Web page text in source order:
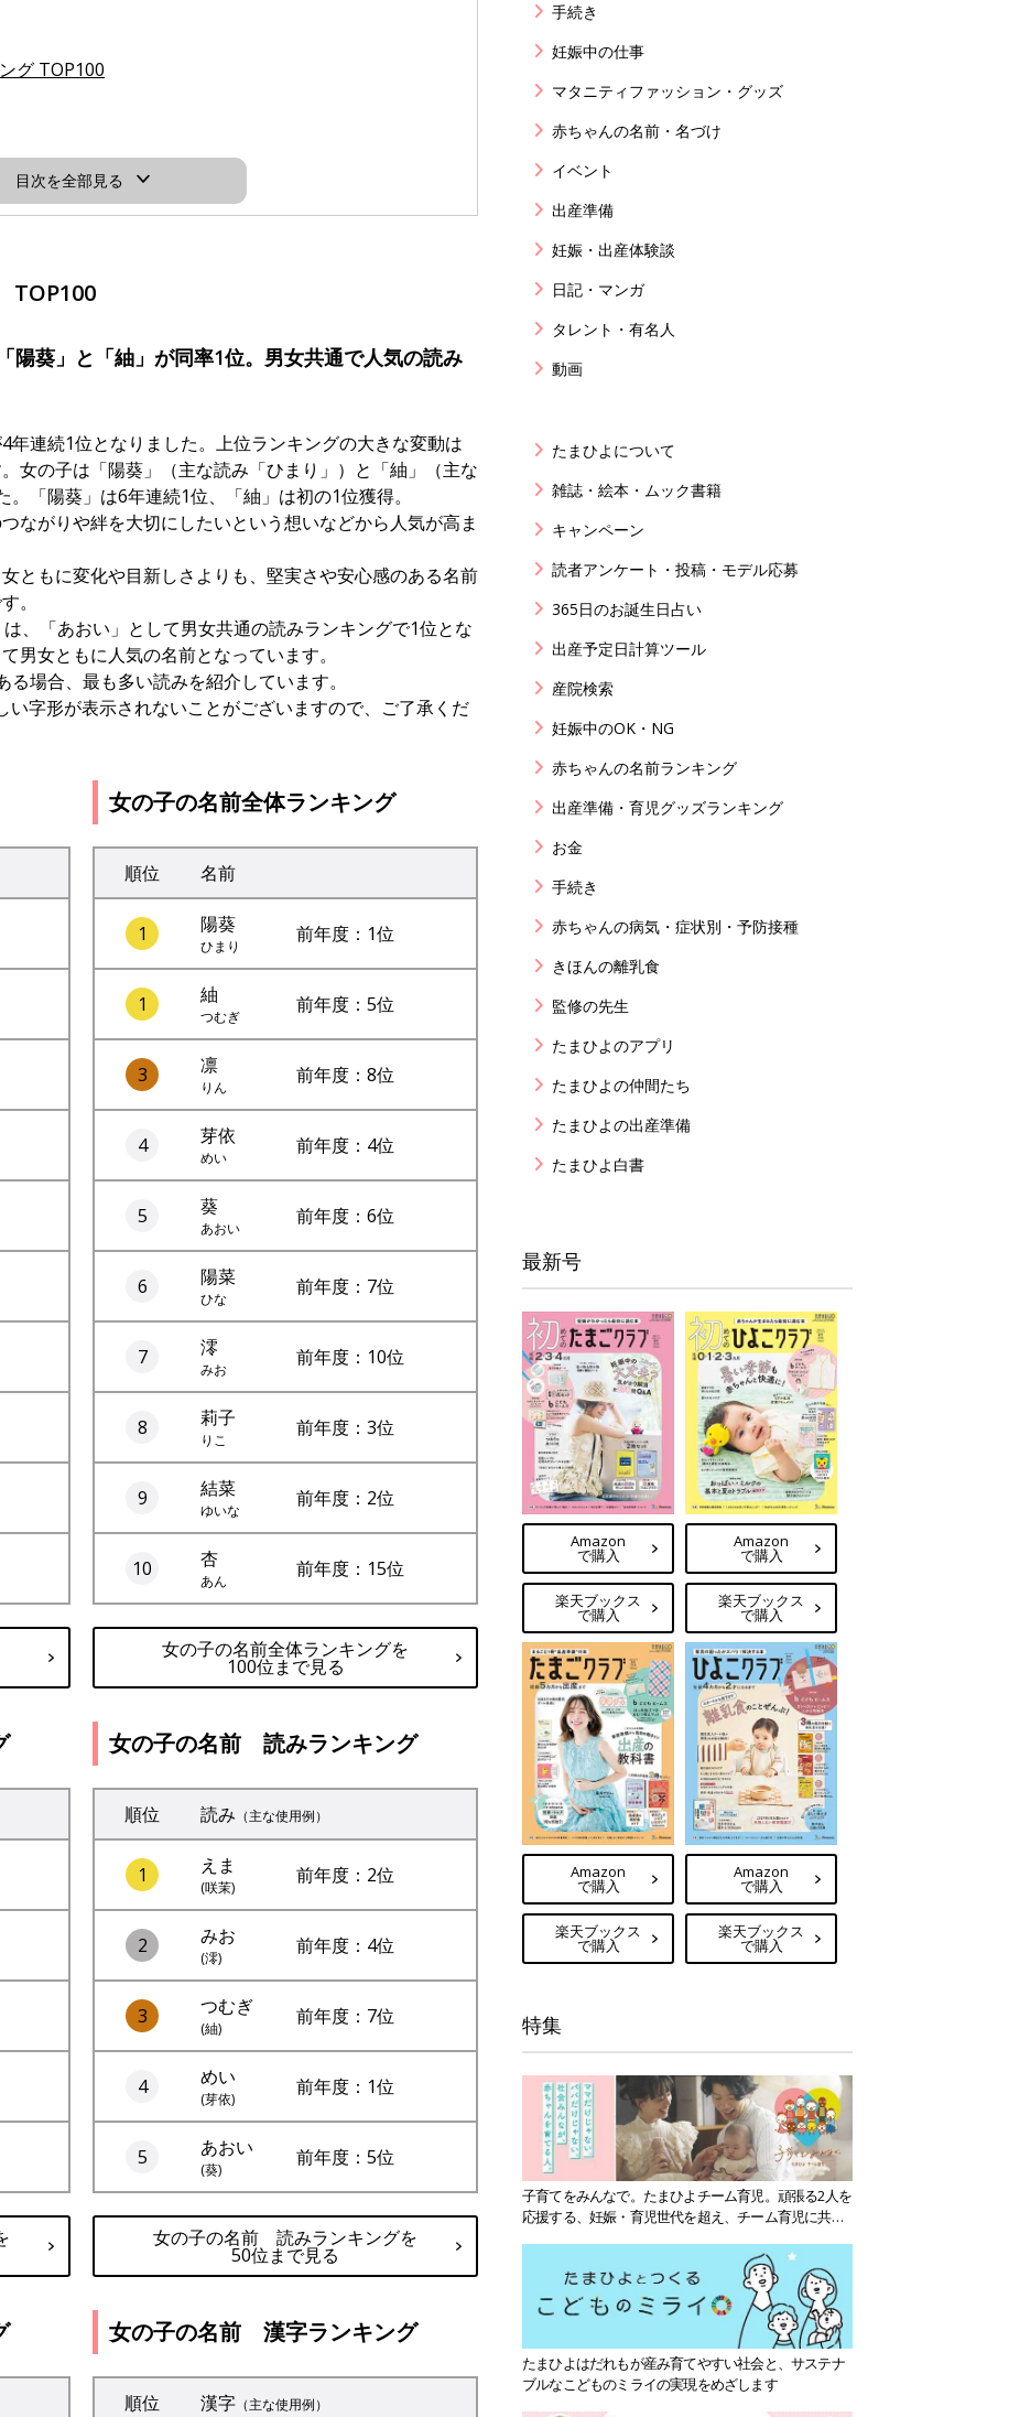
グ TOP100
目次を全部見る
TOP100
陽葵」と「紬」が同率1位。男女共通で人気の読み
年連続1位となりました。上位ランキングの大きな変動は
女の子は「陽葵」（主な読み「ひまり」）と「紬」（主な
「陽葵」は6年連続1位、「紬」は初の1位獲得。
ながりや絆を大切にしたいという想いなどから人気が高ま
ともに変化や目新しさよりも、堅実さや安心感のある名前
。
、「あおい」として男女共通の読みランキングで1位とな
男女ともに人気の名前となっています。
場合、最も多い読みを紹介しています。
字形が表示されないことがございますので、ご了承くだ
女の子の名前全体ランキング
順位 名前
1 陽葵
ひまり
前年度：1位
1 紬
つむぎ
前年度：5位
3 凛
りん
前年度：8位
4 芽依
めい
前年度：4位
5 葵
あおい
前年度：6位
6 陽菜
ひな
前年度：7位
7 澪
みお
前年度：10位
8 莉子
りこ
前年度：3位
9 結菜
ゆいな
前年度：2位
10 杏
あん
前年度：15位
女の子の名前全体ランキングを
100位まで見る
女の子の名前 読みランキング
順位 読み （主な使用例）
1 えま
(咲茉)
前年度：2位
2 みお
(澪)
前年度：4位
3 つむぎ
(紬)
前年度：7位
4 めい
(芽依)
前年度：1位
5 あおい
(葵)
前年度：5位
女の子の名前 読みランキングを
50位まで見る
女の子の名前 漢字ランキング
順位 漢字 （主な使用例）
手続き
妊娠中の仕事
マタニティファッション・グッズ
赤ちゃんの名前・名づけ
イベント
出産準備
妊娠・出産体験談
日記・マンガ
タレント・有名人
動画
たまひよについて
雑誌・絵本・ムック書籍
キャンペーン
読者アンケート・投稿・モデル応募
365日のお誕生日占い
出産予定日計算ツール
産院検索
妊娠中のOK・NG
赤ちゃんの名前ランキング
出産準備・育児グッズランキング
お金
手続き
赤ちゃんの病気・症状別・予防接種
きほんの離乳食
監修の先生
たまひよのアプリ
たまひよの仲間たち
たまひよの出産準備
たまひよ白書
最新号
Amazon
で購入
楽天ブックス
で購入
Amazon
で購入
楽天ブックス
で購入
Amazon
で購入
楽天ブックス
で購入
Amazon
で購入
楽天ブックス
で購入
特集
子育てをみんなで。たまひよチーム育児。頑張る2人を
応援する、妊娠・育児世代を超え、チーム育児に共感
たまひよはだれもが産み育てやすい社会と、サステナ
ブルなこどものミライの実現をめざします